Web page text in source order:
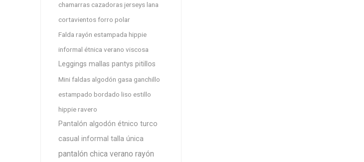
chamarras cazadoras jerseys lana
cortavientos forro polar
Falda rayón estampada hippie
informal étnica verano viscosa
Leggings mallas pantys pitillos
Mini faldas algodón gasa ganchillo
estampado bordado liso estillo
hippie ravero
Pantalón algodón étnico turco
casual informal talla única
pantalón chica verano rayón